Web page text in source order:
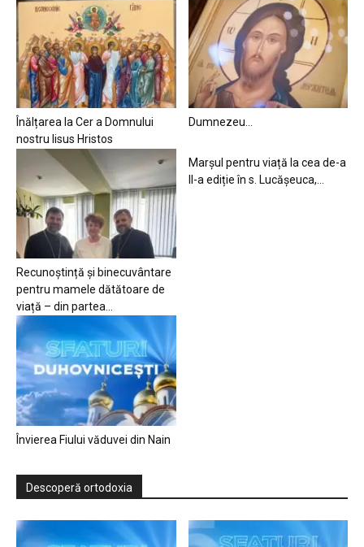
Înălțarea la Cer a Domnului
nostru Iisus Hristos
Dumnezeu…
Recunoștință și binecuvântare
pentru mamele dătătoare de
viață – din partea...
Marșul pentru viață la cea de-a
II-a ediție în s. Lucășeuca,...
Învierea Fiului văduvei din Nain
Descoperă ortodoxia